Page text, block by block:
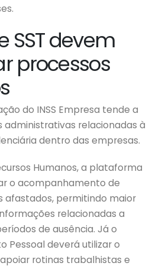
SST devem
processos
do INSS Empresa tende a
administrativas relacionadas à
dentro das empresas.
Humanos, a plataforma
o acompanhamento de
afastados, permitindo maior
relacionadas a
de ausência. Já o
Pessoal deverá utilizar o
rotinas trabalhistas e